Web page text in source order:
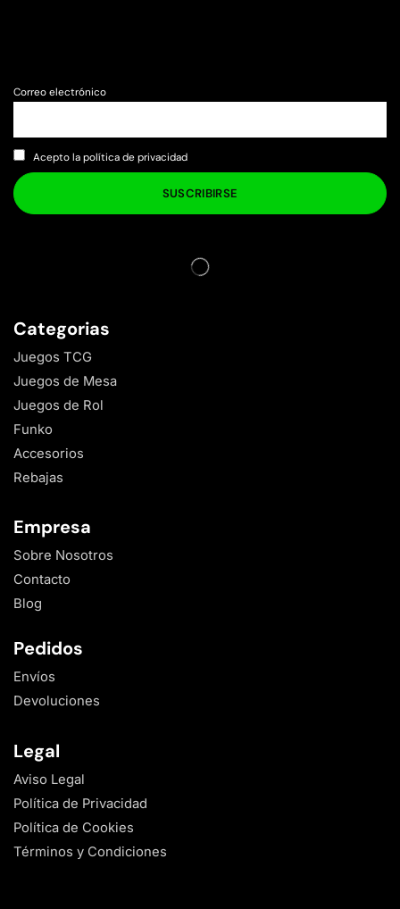
Correo electrónico
Acepto la política de privacidad
Categorias
Juegos TCG
Juegos de Mesa
Juegos de Rol
Funko
Accesorios
Rebajas
Empresa
Sobre Nosotros
Contacto
Blog
Pedidos
Envíos
Devoluciones
Legal
Aviso Legal
Política de Privacidad
Política de Cookies
Términos y Condiciones